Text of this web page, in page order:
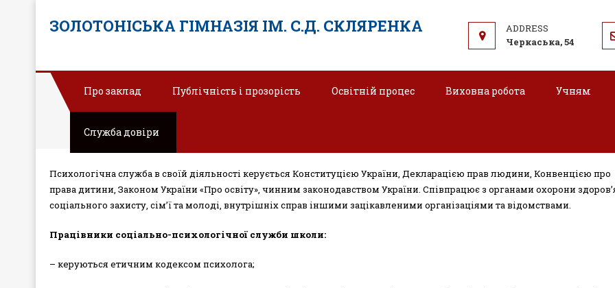
ЗОЛОТОНІСЬКА ГІМНАЗІЯ ІМ. С.Д. СКЛЯРЕНКА
Черкаська, 54
Про заклад Публічність і прозорість Освітній процес Виховна робота Учням
Служба довіри
Психологічна служба в своїй діяльності керується Конституцією України, Декларацією прав людини, Конвенцією про
права дитини, Законом України «Про освіту», чинним законодавством України. Співпрацює з органами охорони
соціального захисту, сім’ї та молоді, внутрішніх справ іншими зацікавленими організаціями та відомствами.
Працівники соціально-психологічної служби школи:
– керуються етичним кодексом психолога;